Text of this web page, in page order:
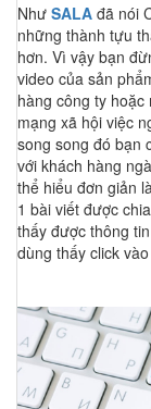
Như SALA đã nói
những thành tựu
hơn. Vì vậy bạn
video của sản
hàng công ty
mạng xã hội việc
song song đó bạn
với khách hàng
thể hiểu đơn giản là
1 bài viết được
thấy được thông
dùng thấy click